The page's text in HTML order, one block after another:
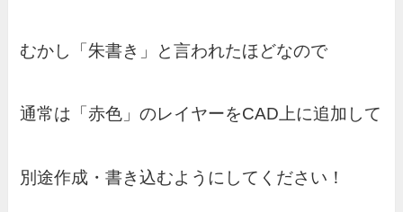
むかし「朱書き」と言われたほどなので
通常は「赤色」のレイヤーをCAD上に追加して
別途作成・書き込むようにしてください！